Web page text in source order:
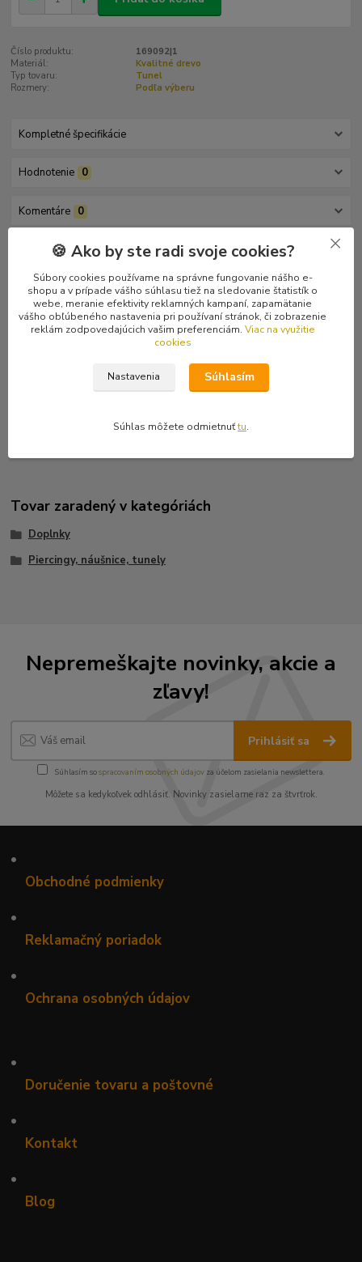
Číslo produktu:
169092|1
Materiál:
Kvalitné drevo
Typ tovaru:
Tunel
Rozmery:
Podľa výberu
Kompletné špecifikácie
Hodnotenie 0
Komentáre 0
Kompletné špecifikácie
Drevený umelecký tunel ako ozdoba do ucha bez závitu vyrobený
z kvalitného dreva. Výber z dvoch veľkostí:
1, Priemer na ucho je 12 mm, priemer okrasnej diery 9 mm, šírka
2, Priemer na ucho je 15 mm, priemer okrasnej diery 12 mm, šírka
tunela 17 mm. Tunel je bez závitu. Posledné dva kusy.
Tovar zaradený v kategóriách
Doplnky
Piercingy, náušnice, tunely
Nepremeškajte novinky, akcie a
zľavy!
Prihlásiť sa
Súhlasím sospracovaním osobných údajov za účelom zasielania newslettera.
Môžete sa kedykoľvek odhlásiť. Novinky zasielame raz za štvrťrok.
•
Obchodné podmienky
•
Reklamačný poriadok
•
Ochrana osobných údajov
•
Doručenie tovaru a poštovné
•
Kontakt
•
Blog
🍪 Ako by ste radi svoje cookies?
Súbory cookies používame na správne fungovanie nášho e-
shopu a v prípade vášho súhlasu tiež na sledovanie štatistík o
webe, meranie efektivity reklamných kampaní, zapamätanie
vášho obľúbeného nastavenia pri používaní stránok, či zobrazenie
reklám zodpovedajúcich vašim preferenciám. Viac na využitie
cookies
Nastavenia Súhlasím
Súhlas môžete odmietnuťtu.